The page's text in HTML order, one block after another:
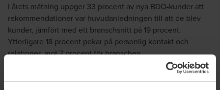
I årets mätning uppger 33 procent av nya BDO-kunder att
rekommendationer var huvudanledningen till att de blev
kunder, jämfört med ett branschsnitt på 19 procent.
Ytterligare 18 procent pekar på personlig kontakt och
relationer, mot 7 procent för branschen.
– ‎Det är våra kunder och medarbetare som skapar det här